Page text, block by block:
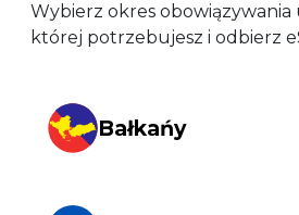
Wybierz okres obowiązywania
której potrzebujesz i odbierz
Bałkańy